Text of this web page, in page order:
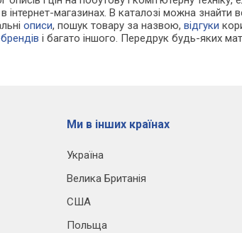
інтернет-магазинах. В каталозі можна
описи, пошук товару за назвою,відгуки
і багато іншого. Передрук будь-яких
Ми в інших країнах
Україна
Велика Британія
США
Польща